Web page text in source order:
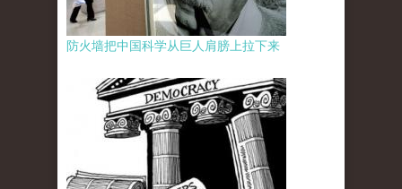
防火墙把中国科学从巨人肩膀上拉下来